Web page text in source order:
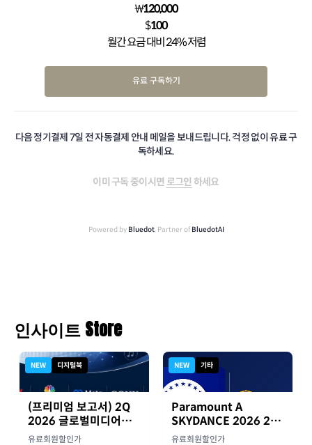
₩120,000
$100
월간 요금 대비 24% 저렴
유료 구독하기
다음 정기결제 7일 전 자동결제 안내 메일을 보내드립니다. 걱정 없이 유료 구
독하세요.
이미 구독 중이시면 로그인 하세요
Powered by Bluedot, Partner of BluedotAI
인사이트 Store
NEW 디지털북
(프리미엄 보고서) 2Q
2026 글로벌미디어기
업 실적 종합 보고서
유료회원할인가
NEW 기타
Paramount A
SKYDANCE 2026 2분
기 실적
유료회원할인가